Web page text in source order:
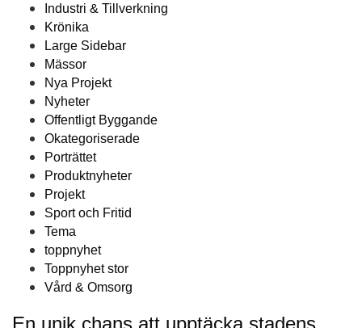
Industri & Tillverkning
Krönika
Large Sidebar
Mässor
Nya Projekt
Nyheter
Offentligt Byggande
Okategoriserade
Porträttet
Produktnyheter
Projekt
Sport och Fritid
Tema
toppnyhet
Toppnyhet stor
Vård & Omsorg